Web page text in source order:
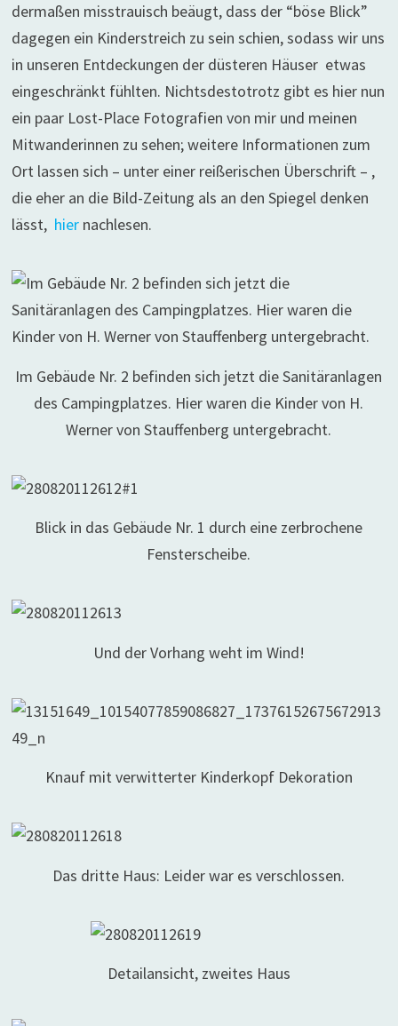
dermaßen misstrauisch beäugt, dass der “böse Blick”
dagegen ein Kinderstreich zu sein schien, sodass wir uns
in unseren Entdeckungen der düsteren Häuser etwas
eingeschränkt fühlten. Nichtsdestotrotz gibt es hier nun
ein paar Lost-Place Fotografien von mir und meinen
Mitwanderinnen zu sehen; weitere Informationen zum
Ort lassen sich – unter einer reißerischen Überschrift – ,
die eher an die Bild-Zeitung als an den Spiegel denken
lässt, hiernachlesen.
Im Gebäude Nr. 2 befinden sich jetzt die Sanitäranlagen
des Campingplatzes. Hier waren die Kinder von H.
Werner von Stauffenberg untergebracht.
Blick in das Gebäude Nr. 1 durch eine zerbrochene
Fensterscheibe.
Und der Vorhang weht im Wind!
Knauf mit verwitterter Kinderkopf Dekoration
Das dritte Haus: Leider war es verschlossen.
Detailansicht, zweites Haus